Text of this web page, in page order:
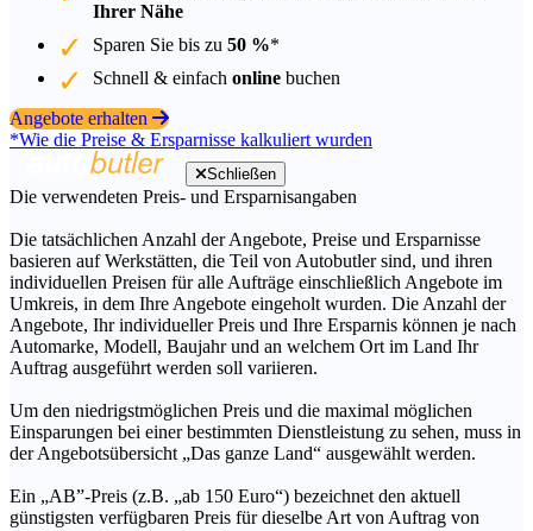
Ihrer Nähe
Sparen Sie bis zu 50 %*
Schnell & einfach online buchen
Angebote erhalten
*Wie die Preise & Ersparnisse kalkuliert wurden
Schließen
Die verwendeten Preis- und Ersparnisangaben
Die tatsächlichen Anzahl der Angebote, Preise und Ersparnisse
basieren auf Werkstätten, die Teil von Autobutler sind, und ihren
individuellen Preisen für alle Aufträge einschließlich Angebote im
Umkreis, in dem Ihre Angebote eingeholt wurden. Die Anzahl der
Angebote, Ihr individueller Preis und Ihre Ersparnis können je nach
Automarke, Modell, Baujahr und an welchem Ort im Land Ihr
Auftrag ausgeführt werden soll variieren.
Um den niedrigstmöglichen Preis und die maximal möglichen
Einsparungen bei einer bestimmten Dienstleistung zu sehen, muss in
der Angebotsübersicht „Das ganze Land“ ausgewählt werden.
Ein „AB”-Preis (z.B. „ab 150 Euro“) bezeichnet den aktuell
günstigsten verfügbaren Preis für dieselbe Art von Auftrag von